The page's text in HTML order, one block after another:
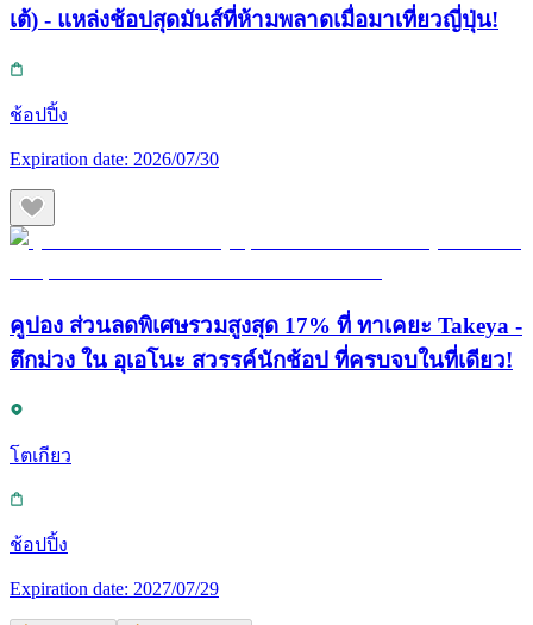
เต้) - แหล่งช้อปสุดมันส์ที่ห้ามพลาดเมื่อมาเที่ยวญี่ปุ่น!
ช้อปปิ้ง
Expiration date: 2026/07/30
คูปอง ส่วนลดพิเศษรวมสูงสุด 17% ที่ ทาเคยะ Takeya -
ตึกม่วง ใน อุเอโนะ สวรรค์นักช้อป ที่ครบจบในที่เดียว!
โตเกียว
ช้อปปิ้ง
Expiration date: 2027/07/29